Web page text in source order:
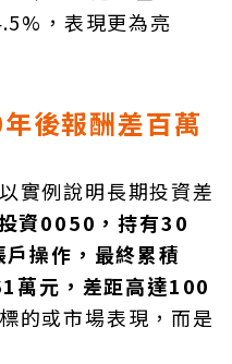
，表現更為亮
後報酬差百萬
以實例說明長期投資差
資0050，持有30
操作，最終累積
萬元，差距高達100
的或市場表現，而是